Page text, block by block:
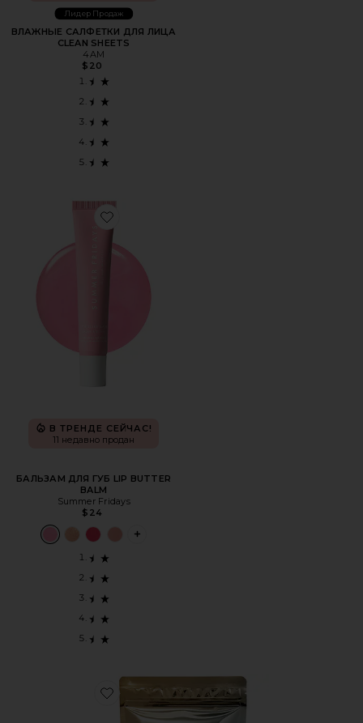
Лидер Продаж
ВЛАЖНЫЕ САЛФЕТКИ ДЛЯ ЛИЦА
CLEAN SHEETS
4AM
$20
Favorite БАЛЬЗАМ ДЛЯ ГУБ LIP BUTTER BALM
В ТРЕНДЕ СЕЙЧАС!
11 недавно продан
БАЛЬЗАМ ДЛЯ ГУБ LIP BUTTER
BALM
Summer Fridays
$24
PLUS ICON TO SEE MORE OPTIONS
Favorite ДОБАВКА ДЛЯ НОГТЕЙ КОЖИ ВОЛОС HOLI